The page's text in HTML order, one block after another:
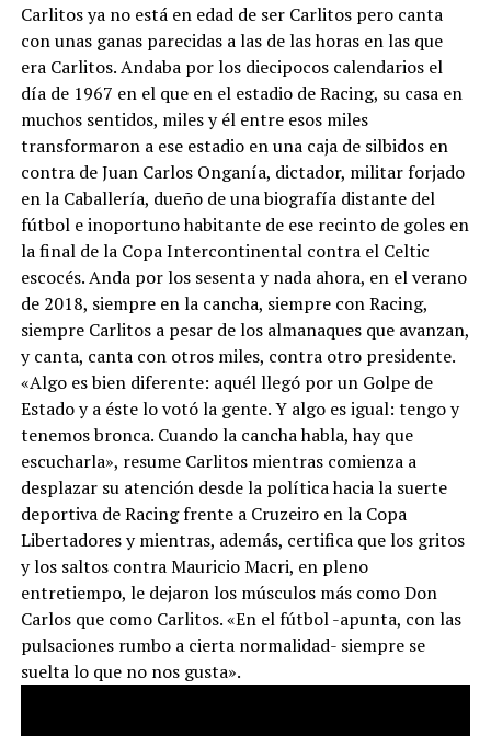
Carlitos ya no está en edad de ser Carlitos pero canta
con unas ganas parecidas a las de las horas en las que
era Carlitos. Andaba por los diecipocos calendarios el
día de 1967 en el que en el estadio de Racing, su casa en
muchos sentidos, miles y él entre esos miles
transformaron a ese estadio en una caja de silbidos en
contra de Juan Carlos Onganía, dictador, militar forjado
en la Caballería, dueño de una biografía distante del
fútbol e inoportuno habitante de ese recinto de goles en
la final de la Copa Intercontinental contra el Celtic
escocés. Anda por los sesenta y nada ahora, en el verano
de 2018, siempre en la cancha, siempre con Racing,
siempre Carlitos a pesar de los almanaques que avanzan,
y canta, canta con otros miles, contra otro presidente.
«Algo es bien diferente: aquél llegó por un Golpe de
Estado y a éste lo votó la gente. Y algo es igual: tengo y
tenemos bronca. Cuando la cancha habla, hay que
escucharla», resume Carlitos mientras comienza a
desplazar su atención desde la política hacia la suerte
deportiva de Racing frente a Cruzeiro en la Copa
Libertadores y mientras, además, certifica que los gritos
y los saltos contra Mauricio Macri, en pleno
entretiempo, le dejaron los músculos más como Don
Carlos que como Carlitos. «En el fútbol -apunta, con las
pulsaciones rumbo a cierta normalidad- siempre se
suelta lo que no nos gusta».